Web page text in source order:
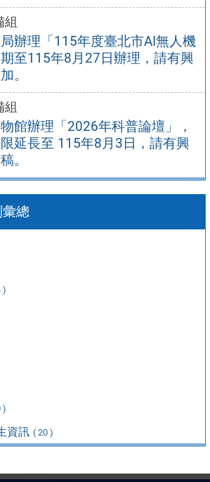
組
辦理「115年度臺北市AI無人機
至115年8月27日辦理，請有興
。
組
館辦理「2026年科普論壇」，
延長至 115年8月3日，請有興
。
總
)
)
資訊 ( 20 )